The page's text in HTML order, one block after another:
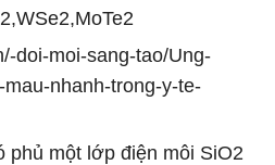
doi-moi-sang-tao/Ung-
nhanh-trong-y-te-
phủ một lớp điện môi SiO2